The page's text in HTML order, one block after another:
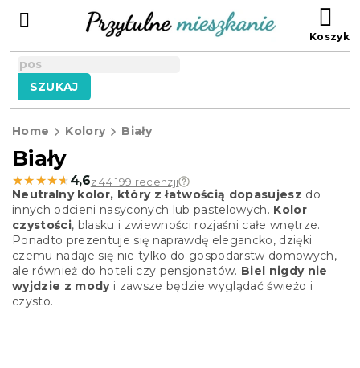
SZUKAJ
Home Kolory Biały
Biały
★★★★★
★★★★★ 4,6z 44 199 recenzji
Neutralny kolor, który z łatwością dopasujesz do
innych odcieni nasyconych lub pastelowych. Kolor
czystości, blasku i zwiewności rozjaśni całe wnętrze.
Ponadto prezentuje się naprawdę elegancko, dzięki
czemu nadaje się nie tylko do gospodarstw domowych,
ale również do hoteli czy pensjonatów. Biel nigdy nie
wyjdzie z modyi zawsze będzie wyglądać świeżo i
czysto.